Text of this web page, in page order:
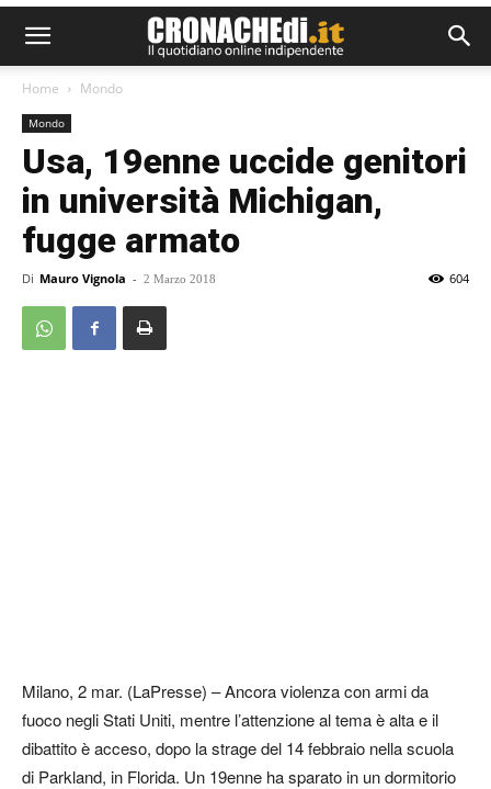
Home Mondo
Mondo
Usa, 19enne uccide genitori
in università Michigan,
fugge armato
Di Mauro Vignola - 2 Marzo 2018 604
Milano, 2 mar. (LaPresse) – Ancora violenza con armi da
fuoco negli Stati Uniti, mentre l’attenzione al tema è alta e il
dibattito è acceso, dopo la strage del 14 febbraio nella scuola
di Parkland, in Florida. Un 19enne ha sparato in un dormitorio